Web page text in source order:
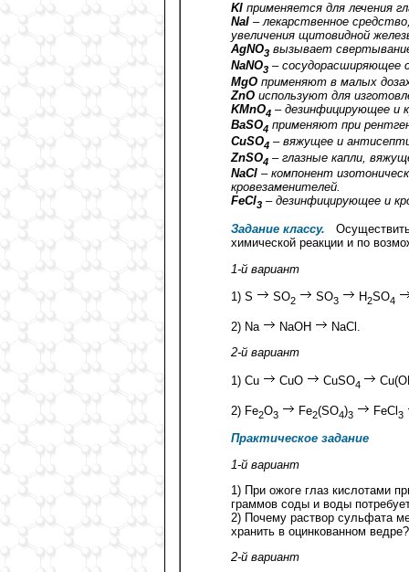
KI применяется для лечения
NaI – лекарственное
увеличения щитовидной
AgNO3 вызывает
NaNO3 – cосудорасширяющее
MgO применяют в малых
ZnO используют для
KMnO4 – дезинфицирующее и
BaSO4 применяют при
CuSO4 – вяжущее и
ZnSO4 – глазные капли,
NaCl – компонент
кровезаменителей.
FeCl3 – дезинфицирующее и
Задание классу. Осуществить
химической реакции и по
1-й вариант
1) S SO2 SO3 H2SO4
2) Na NaOH
NaCl.
2-й вариант
1) Cu CuO CuSO4
2) Fe2O3 Fe2(SO4)3 FeCl3
Практическое задание
1-й вариант
1) При ожоге глаз кислотами
граммов соды и воды
2) Почему раствор сульфата
хранить в оцинкованном
2-й вариант